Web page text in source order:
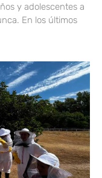
y adolescentes a
En los últimos